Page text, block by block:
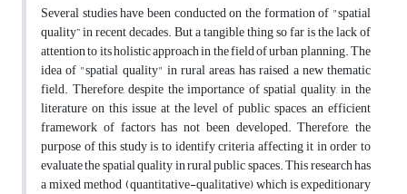
Several studies have been conducted on the formation of "spatial
quality” in recent decades. But a tangible thing so far is the lack of
attention to its holistic approach in the field of urban planning. The
idea of "spatial quality" in rural areas, has raised a new thematic
field. Therefore, despite the importance of spatial quality, in the
literature on this issue at the level of public spaces, an efficient
framework of factors has not been developed. Therefore, the
purpose of this study is to identify criteria affecting it in order to
evaluate the spatial quality in rural public spaces. This research has
a mixed method (quantitative-qualitative) which is expeditionary